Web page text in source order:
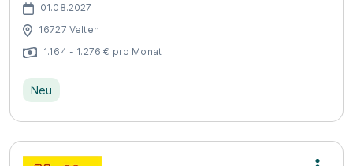
01.08.2027
16727 Velten
1.164 - 1.276 € pro Monat
Neu